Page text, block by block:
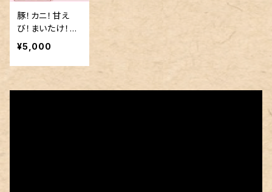
豚！カニ！甘え
び！まいたけ！福
井のご当地餃子
食べ比べ４８粒
セット
¥5,000